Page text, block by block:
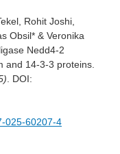
Rohit Joshi,
Obsil* & Veronika
Nedd4-2
and 14-3-3 proteins.
. DOI:
025-60207-4